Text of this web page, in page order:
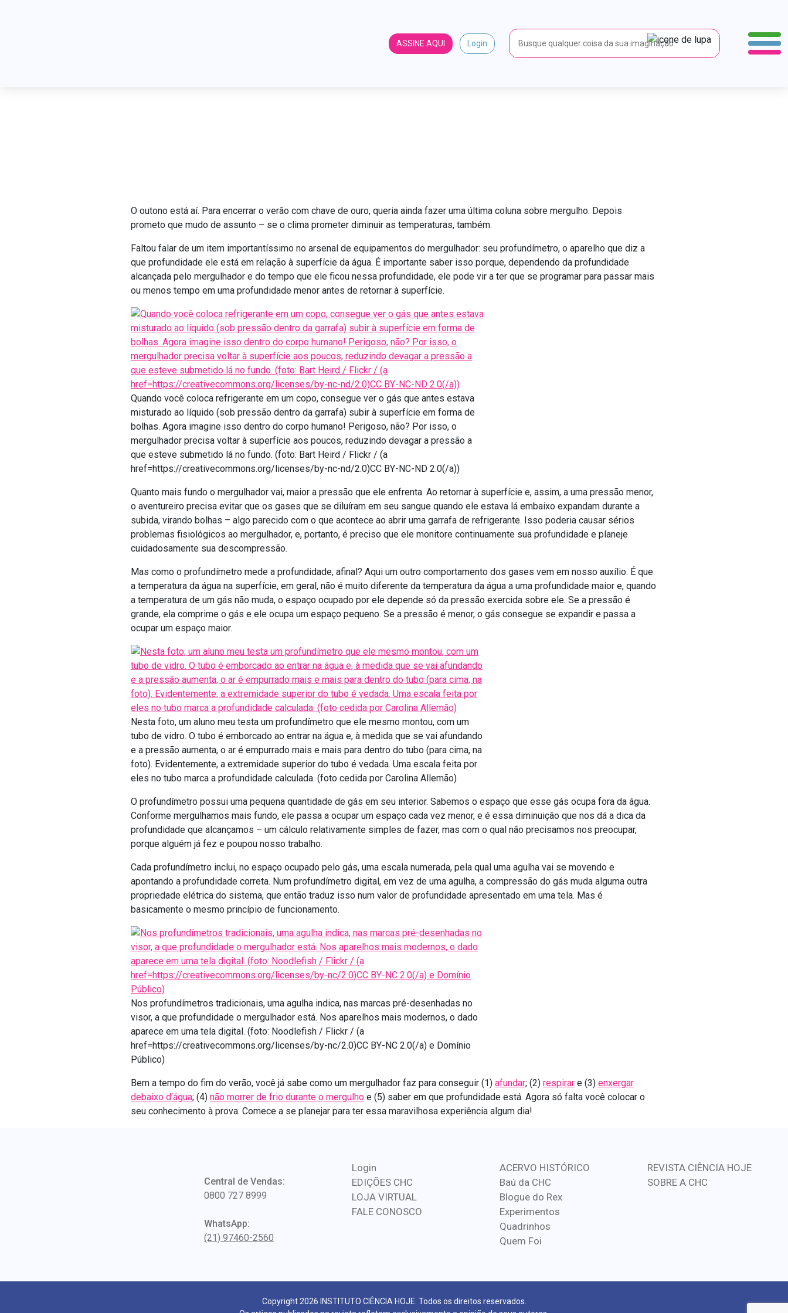
ASSINE AQUI Login
O outono está aí. Para encerrar o verão com chave de ouro, queria ainda fazer uma última coluna sobre mergulho. Depois
prometo que mudo de assunto – se o clima prometer diminuir as temperaturas, também.
Faltou falar de um item importantíssimo no arsenal de equipamentos do mergulhador: seu profundímetro, o aparelho que diz a
que profundidade ele está em relação à superfície da água. É importante saber isso porque, dependendo da profundidade
alcançada pelo mergulhador e do tempo que ele ficou nessa profundidade, ele pode vir a ter que se programar para passar mais
ou menos tempo em uma profundidade menor antes de retornar à superfície.
Quando você coloca refrigerante em um copo, consegue ver o gás que antes estava
misturado ao líquido (sob pressão dentro da garrafa) subir à superfície em forma de
bolhas. Agora imagine isso dentro do corpo humano! Perigoso, não? Por isso, o
mergulhador precisa voltar à superfície aos poucos, reduzindo devagar a pressão a
que esteve submetido lá no fundo. (foto: Bart Heird / Flickr / (a
href=https://creativecommons.org/licenses/by-nc-nd/2.0)CC BY-NC-ND 2.0(/a))
Quanto mais fundo o mergulhador vai, maior a pressão que ele enfrenta. Ao retornar à superfície e, assim, a uma pressão menor,
o aventureiro precisa evitar que os gases que se diluíram em seu sangue quando ele estava lá embaixo expandam durante a
subida, virando bolhas – algo parecido com o que acontece ao abrir uma garrafa de refrigerante. Isso poderia causar sérios
problemas fisiológicos ao mergulhador, e, portanto, é preciso que ele monitore continuamente sua profundidade e planeje
cuidadosamente sua descompressão.
Mas como o profundímetro mede a profundidade, afinal? Aqui um outro comportamento dos gases vem em nosso auxílio. É que
a temperatura da água na superfície, em geral, não é muito diferente da temperatura da água a uma profundidade maior e, quando
a temperatura de um gás não muda, o espaço ocupado por ele depende só da pressão exercida sobre ele. Se a pressão é
grande, ela comprime o gás e ele ocupa um espaço pequeno. Se a pressão é menor, o gás consegue se expandir e passa a
ocupar um espaço maior.
Nesta foto, um aluno meu testa um profundímetro que ele mesmo montou, com um
tubo de vidro. O tubo é emborcado ao entrar na água e, à medida que se vai afundando
e a pressão aumenta, o ar é empurrado mais e mais para dentro do tubo (para cima, na
foto). Evidentemente, a extremidade superior do tubo é vedada. Uma escala feita por
eles no tubo marca a profundidade calculada. (foto cedida por Carolina Allemão)
O profundímetro possui uma pequena quantidade de gás em seu interior. Sabemos o espaço que esse gás ocupa fora da água.
Conforme mergulhamos mais fundo, ele passa a ocupar um espaço cada vez menor, e é essa diminuição que nos dá a dica da
profundidade que alcançamos – um cálculo relativamente simples de fazer, mas com o qual não precisamos nos preocupar,
porque alguém já fez e poupou nosso trabalho.
Cada profundímetro inclui, no espaço ocupado pelo gás, uma escala numerada, pela qual uma agulha vai se movendo e
apontando a profundidade correta. Num profundímetro digital, em vez de uma agulha, a compressão do gás muda alguma outra
propriedade elétrica do sistema, que então traduz isso num valor de profundidade apresentado em uma tela. Mas é
basicamente o mesmo princípio de funcionamento.
Nos profundímetros tradicionais, uma agulha indica, nas marcas pré-desenhadas no
visor, a que profundidade o mergulhador está. Nos aparelhos mais modernos, o dado
aparece em uma tela digital. (foto: Noodlefish / Flickr / (a
href=https://creativecommons.org/licenses/by-nc/2.0)CC BY-NC 2.0(/a) e Domínio
Público)
Bem a tempo do fim do verão, você já sabe como um mergulhador faz para conseguir (1) afundar; (2) respirar e (3) enxergar
debaixo d’água; (4) não morrer de frio durante o mergulho e (5) saber em que profundidade está. Agora só falta você colocar o
seu conhecimento à prova. Comece a se planejar para ter essa maravilhosa experiência algum dia!
Central de Vendas:
0800 727 8999
WhatsApp:
(21) 97460-2560
Login
EDIÇÕES CHC
LOJA VIRTUAL
FALE CONOSCO
ACERVO HISTÓRICO
Baú da CHC
Blogue do Rex
Experimentos
Quadrinhos
Quem Foi
REVISTA CIÊNCIA HOJE
SOBRE A CHC
Copyright 2026 INSTITUTO CIÊNCIA HOJE. Todos os direitos reservados.